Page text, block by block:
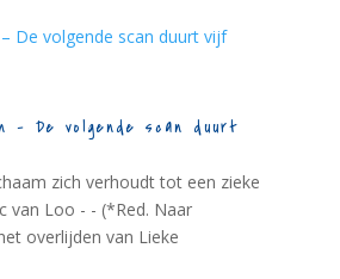
– De volgende scan duurt
zich verhoudt tot een zieke
van Loo - - (*Red. Naar
overlijden van Lieke